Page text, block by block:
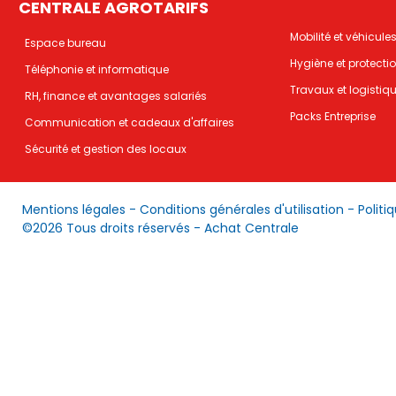
CENTRALE AGROTARIFS
Espace bureau
Téléphonie et informatique
RH, finance et avantages salariés
Communication et cadeaux d'affaires
Sécurité et gestion des locaux
Mobilité et véhicules
Hygiène et
Travaux et
Packs Entreprise
Mentions légales - Conditions générales d'utilisation -
©2026 Tous droits réservés - Achat Centrale